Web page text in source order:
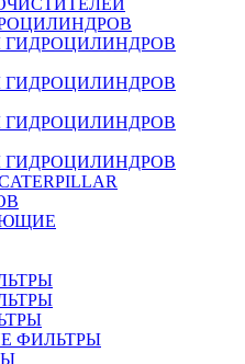
ФИЛЬТРЫ